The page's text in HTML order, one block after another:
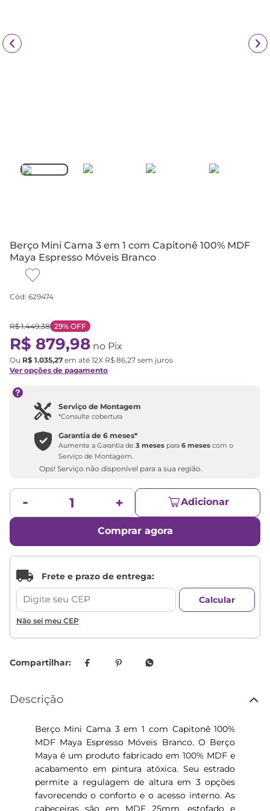
Berço Mini Cama 3 em 1 com Capitonê 100% MDF
Maya Espresso Móveis Branco
Cód: 629474
R$ 1.449,38 29% OFF
R$ 879,98 no Pix
Ou R$ 1.035,27 em até 12X R$ 86,27 sem juros
Ver opções de pagamento
Serviço de Montagem
*Consulte cobertura
Garantia de6 meses*
Aumente a Garantia de3 meses para6 meses com o
Serviço de Montagem.
Ops! Serviço não disponível para a sua região.
Adicionar
Comprar agora
Não sei meu CEP
Descrição
Berço Mini Cama 3 em 1 com Capitonê 100%
MDF Maya Espresso Móveis Branco. O Berço
Maya é um produto fabricado em 100% MDF e
acabamento em pintura atóxica. Seu estrado
permite a regulagem de altura em 3 opções
favorecendo o conforto e o acesso interno. As
cabeceiras são em MDF 25mm, estofado e